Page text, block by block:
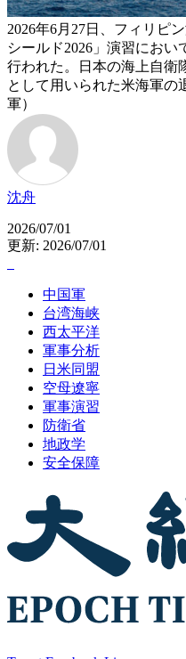
2026年6月27日、フィリピ
シールド2026」演習にお
行われた。日本の海上自衛
として用いられた米海軍の
軍）
沈舟
2026/07/01
更新: 2026/07/01
中国軍
台湾海峡
西太平洋
軍事分析
日米同盟
空母遼寧
軍事演習
防衛省
地政学
安全保障